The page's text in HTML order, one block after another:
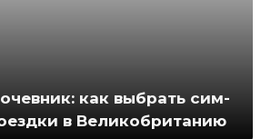
как выбрать сим-
в Великобританию